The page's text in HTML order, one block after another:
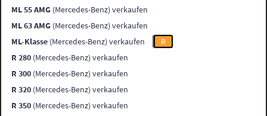
ML 55 AMG (Mercedes-Benz) verkaufen
ML 63 AMG (Mercedes-Benz) verkaufen
ML-Klasse (Mercedes-Benz) verkaufen
R
R 280 (Mercedes-Benz) verkaufen
R 300 (Mercedes-Benz) verkaufen
R 320 (Mercedes-Benz) verkaufen
R 350 (Mercedes-Benz) verkaufen